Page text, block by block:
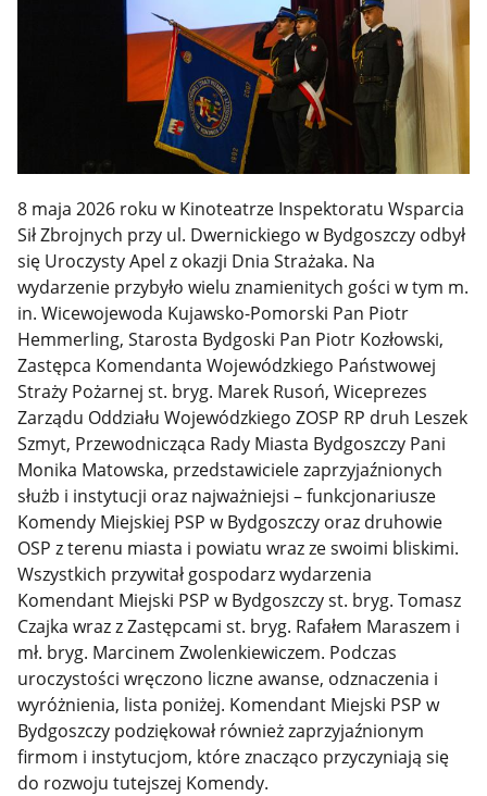
8 maja 2026 roku w Kinoteatrze Inspektoratu Wsparcia
Sił Zbrojnych przy ul. Dwernickiego w Bydgoszczy odbył
się Uroczysty Apel z okazji Dnia Strażaka. Na
wydarzenie przybyło wielu znamienitych gości w tym m.
in. Wicewojewoda Kujawsko-Pomorski Pan Piotr
Hemmerling, Starosta Bydgoski Pan Piotr Kozłowski,
Zastępca Komendanta Wojewódzkiego Państwowej
Straży Pożarnej st. bryg. Marek Rusoń, Wiceprezes
Zarządu Oddziału Wojewódzkiego ZOSP RP druh Leszek
Szmyt, Przewodnicząca Rady Miasta Bydgoszczy Pani
Monika Matowska, przedstawiciele zaprzyjaźnionych
służb i instytucji oraz najważniejsi – funkcjonariusze
Komendy Miejskiej PSP w Bydgoszczy oraz druhowie
OSP z terenu miasta i powiatu wraz ze swoimi bliskimi.
Wszystkich przywitał gospodarz wydarzenia
Komendant Miejski PSP w Bydgoszczy st. bryg. Tomasz
Czajka wraz z Zastępcami st. bryg. Rafałem Maraszem i
mł. bryg. Marcinem Zwolenkiewiczem. Podczas
uroczystości wręczono liczne awanse, odznaczenia i
wyróżnienia, lista poniżej. Komendant Miejski PSP w
Bydgoszczy podziękował również zaprzyjaźnionym
firmom i instytucjom, które znacząco przyczyniają się
do rozwoju tutejszej Komendy.